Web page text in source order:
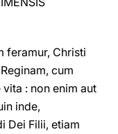
feramur, Christi
cum
: non enim aut
inde,
Dei Filii, etiam